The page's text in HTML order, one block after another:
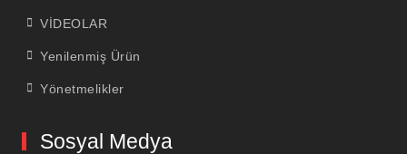
VİDEOLAR
Yenilenmiş Ürün
Yönetmelikler
Sosyal Medya